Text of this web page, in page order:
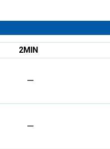
2MIN
—
—